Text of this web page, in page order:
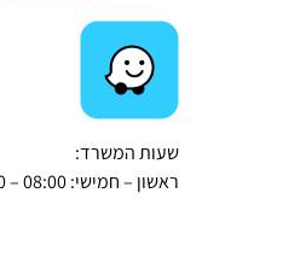
שעות המשרד:
ראשון – חמישי: 08:00 – 17:00